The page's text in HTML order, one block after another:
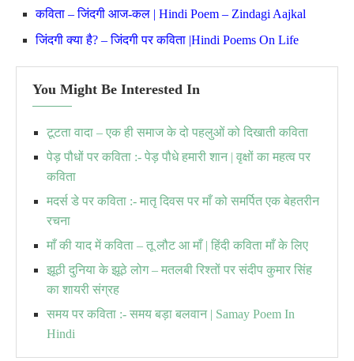
कविता – जिंदगी आज-कल | Hindi Poem – Zindagi Aajkal
जिंदगी क्या है? – जिंदगी पर कविता |Hindi Poems On Life
You Might Be Interested In
टूटता वादा – एक ही समाज के दो पहलुओं को दिखाती कविता
पेड़ पौधों पर कविता :- पेड़ पौधे हमारी शान | वृक्षों का महत्व पर
कविता
मदर्स डे पर कविता :- मातृ दिवस पर माँ को समर्पित एक बेहतरीन
रचना
माँ की याद में कविता – तू लौट आ माँ | हिंदी कविता माँ के लिए
झूठी दुनिया के झूठे लोग – मतलबी रिश्तों पर संदीप कुमार सिंह
का शायरी संग्रह
समय पर कविता :- समय बड़ा बलवान | Samay Poem In
Hindi